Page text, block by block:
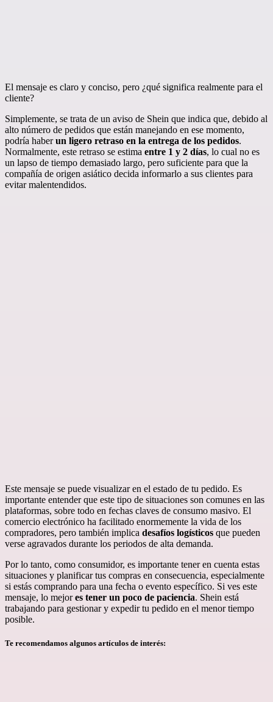
El mensaje es claro y conciso, pero ¿qué significa realmente para el
cliente?
Simplemente, se trata de un aviso de Shein que indica que, debido al
alto número de pedidos que están manejando en ese momento,
podría haberun ligero retraso en la entrega de los pedidos.
Normalmente, este retraso se estima entre 1 y 2 días, lo cual no es
un lapso de tiempo demasiado largo, pero suficiente para que la
compañía de origen asiático decida informarlo a sus clientes para
evitar malentendidos.
Este mensaje se puede visualizar en el estado de tu pedido. Es
importante entender que este tipo de situaciones son comunes en las
plataformas, sobre todo en fechas claves de consumo masivo. El
comercio electrónico ha facilitado enormemente la vida de los
compradores, pero también implica desafíos logísticos que pueden
verse agravados durante los periodos de alta demanda.
Por lo tanto, como consumidor, es importante tener en cuenta estas
situaciones y planificar tus compras en consecuencia, especialmente
si estás comprando para una fecha o evento específico. Si ves este
mensaje, lo mejores tener un poco de paciencia. Shein está
trabajando para gestionar y expedir tu pedido en el menor tiempo
posible.
Te recomendamos algunos artículos de interés: